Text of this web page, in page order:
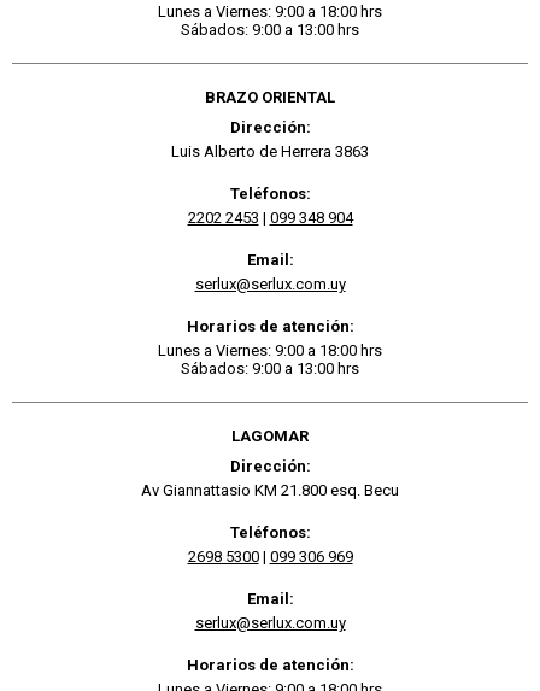
Lunes a Viernes: 9:00 a 18:00 hrs
Sábados: 9:00 a 13:00 hrs
BRAZO ORIENTAL
Dirección:
Luis Alberto de Herrera 3863
Teléfonos:
2202 2453 | 099 348 904
Email:
serlux@serlux.com.uy
Horarios de atención:
Lunes a Viernes: 9:00 a 18:00 hrs
Sábados: 9:00 a 13:00 hrs
LAGOMAR
Dirección:
Av Giannattasio KM 21.800 esq. Becu
Teléfonos:
2698 5300| 099 306 969
Email:
serlux@serlux.com.uy
Horarios de atención: